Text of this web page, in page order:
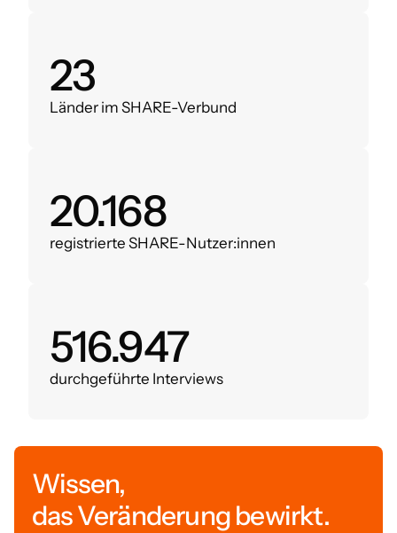
28
Länder im SHARE-Verbund
24.000
registrierte SHARE-Nutzer:innen
620.000
durchgeführte Interviews
Wissen,
das Veränderung bewirkt.